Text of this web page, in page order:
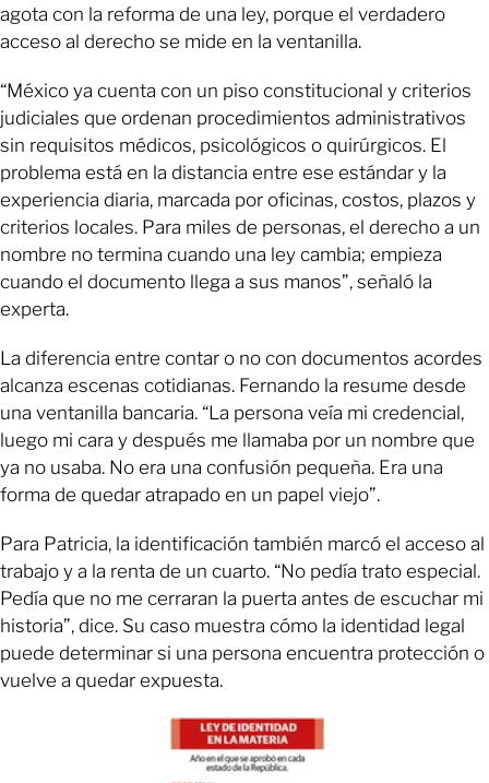
agota con la reforma de una ley, porque el verdadero
acceso al derecho se mide en la ventanilla.
“México ya cuenta con un piso constitucional y criterios
judiciales que ordenan procedimientos administrativos
sin requisitos médicos, psicológicos o quirúrgicos. El
problema está en la distancia entre ese estándar y la
experiencia diaria, marcada por oficinas, costos, plazos y
criterios locales. Para miles de personas, el derecho a un
nombre no termina cuando una ley cambia; empieza
cuando el documento llega a sus manos”, señaló la
experta.
La diferencia entre contar o no con documentos acordes
alcanza escenas cotidianas. Fernando la resume desde
una ventanilla bancaria. “La persona veía mi credencial,
luego mi cara y después me llamaba por un nombre que
ya no usaba. No era una confusión pequeña. Era una
forma de quedar atrapado en un papel viejo”.
Para Patricia, la identificación también marcó el acceso al
trabajo y a la renta de un cuarto. “No pedía trato especial.
Pedía que no me cerraran la puerta antes de escuchar mi
historia”, dice. Su caso muestra cómo la identidad legal
puede determinar si una persona encuentra protección o
vuelve a quedar expuesta.